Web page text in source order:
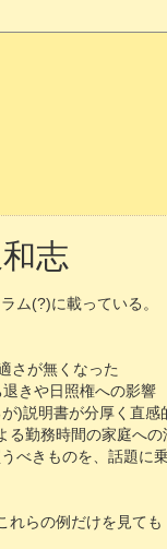
志
ム(?)に載っている。
さが無くなった
きや日照権への影響
)説明書が分厚く直感
る勤務時間の家庭への
べきものを、話題に
らの例だけを見て